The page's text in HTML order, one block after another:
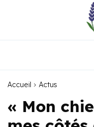
Accueil Actus
« Mon